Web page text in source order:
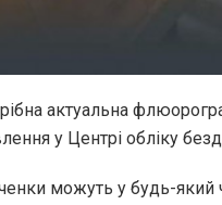
актуальна
у Центрі обліку
можуть у будь-